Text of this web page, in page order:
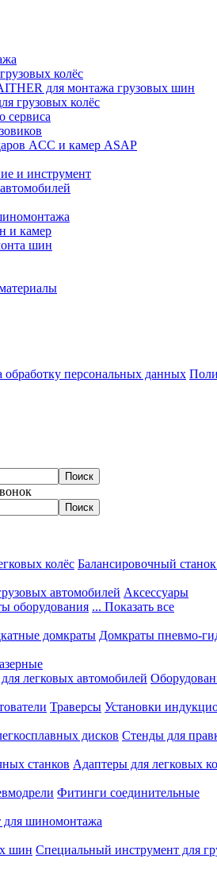
колёс
для монтажа грузовых шин
грузовых колёс
сервиса
ACC и камер ASAP
и инструмент
и камер
шин
обработку персональных данных
колёс Балансировочный
автомобилей Аксессуары
оборудования ... Показать все
домкраты Домкраты пневмо-
легковых автомобилей
Траверсы Установки
дисков Стенды для
станков Адаптеры для легковых
Фитинги соединительные
для шиномонтажа
шин Специальный инструмент для